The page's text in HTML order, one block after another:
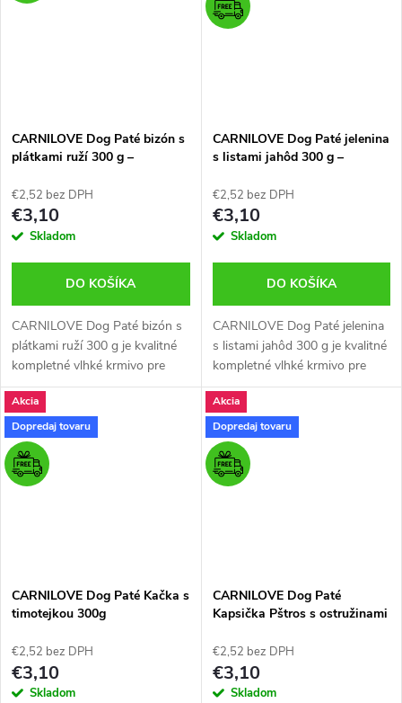
CARNILOVE Dog Paté bizón s
plátkami ruží 300 g –
€2,52 bez DPH
€3,10
Skladom
DO KOŠÍKA
CARNILOVE Dog Paté bizón s
plátkami ruží 300 g je kvalitné
kompletné vlhké krmivo pre
psy. Obsahuje mäso z bizóna a
plátky ruží, ktoré podporujú
trávenie a celkovú vitalitu.
CARNILOVE Dog Paté jelenina
s listami jahôd 300 g –
€2,52 bez DPH
€3,10
Skladom
DO KOŠÍKA
CARNILOVE Dog Paté jelenina
s listami jahôd 300 g je kvalitné
kompletné vlhké krmivo pre
psy. Obsahuje jelenie mäso a
listy jahôd pre podporu trávenia
a celkovej vitality.
Akcia
Dopredaj tovaru
CARNILOVE Dog Paté Kačka s
timotejkou 300g
€2,52 bez DPH
€3,10
Skladom
Akcia
Dopredaj tovaru
CARNILOVE Dog Paté
Kapsička Pštros s ostružinami
€2,52 bez DPH
€3,10
Skladom